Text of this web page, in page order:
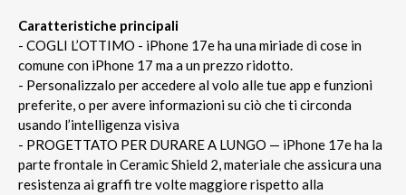
Caratteristiche principali
- COGLI L’OTTIMO - iPhone 17e ha una miriade di cose in
comune con iPhone 17 ma a un prezzo ridotto.
- Personalizzalo per accedere al volo alle tue app e funzioni
preferite, o per avere informazioni su ciò che ti circonda
usando l’intelligenza visiva
- PROGETTATO PER DURARE A LUNGO — iPhone 17e ha la
parte frontale in Ceramic Shield 2, materiale che assicura una
resistenza ai graffi tre volte maggiore rispetto alla